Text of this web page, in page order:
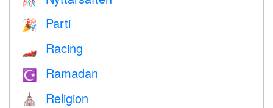
🎉 Parti
🏎 Racing
☪️ Ramadan
⛪️ Religion